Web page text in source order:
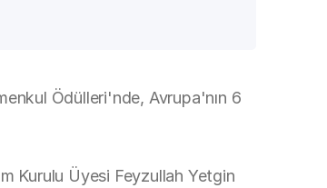
Ödülleri'nde, Avrupa'nın 6
Kurulu Üyesi Feyzullah Yetgin